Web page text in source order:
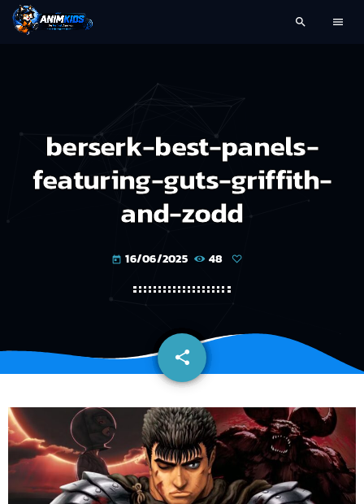
search menu
berserk-best-panels-
featuring-guts-griffith-
and-zodd
today 16/06/2025 48
share
email